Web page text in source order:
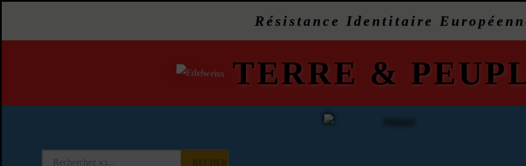
Résistance Identitaire
TERRE &